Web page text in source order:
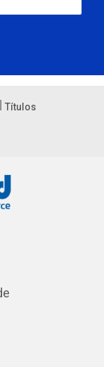
Títulos